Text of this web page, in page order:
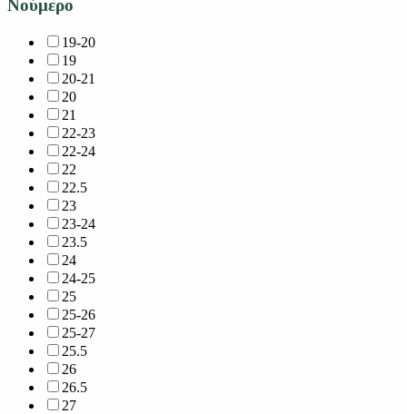
Νούμερο
19-20
19
20-21
20
21
22-23
22-24
22
22.5
23
23-24
23.5
24
24-25
25
25-26
25-27
25.5
26
26.5
27